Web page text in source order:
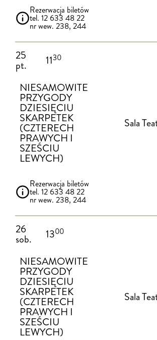
Rezerwacja biletów
tel. 12 633 48 22
nr wew. 238, 244
25
pt. 1130
NIESAMOWITE
PRZYGODY
DZIESIĘCIU
SKARPETEK
(CZTERECH
PRAWYCH I
SZEŚCIU
LEWYCH)
Sala
Rezerwacja biletów
tel. 12 633 48 22
nr wew. 238, 244
26
sob. 1300
NIESAMOWITE
PRZYGODY
DZIESIĘCIU
SKARPETEK
(CZTERECH
PRAWYCH I
SZEŚCIU
LEWYCH)
Sala